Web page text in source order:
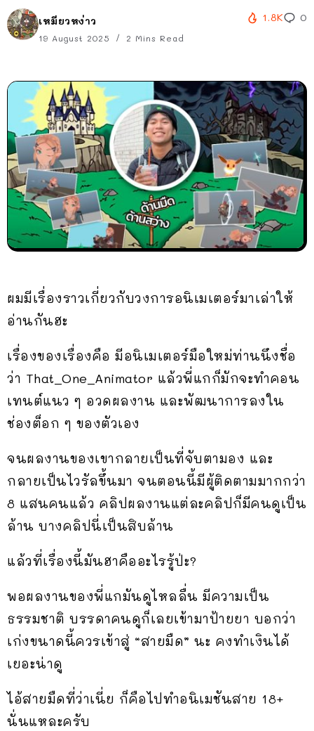
เหมียวหง่าว
19 August 2025 2 Mins Read
1.8K 0
ผมมีเรื่องราวเกี่ยวกับวงการอนิเมเตอร์มาเล่าให้
อ่านกันฮะ
เรื่องของเรื่องคือ มีอนิเมเตอร์มือใหม่ท่านนึงชื่อ
ว่า That_One_Animator แล้วพี่แกก็มักจะทำคอน
เทนต์แนว ๆ อวดผลงาน และพัฒนาการลงใน
ช่องต็อก ๆ ของตัวเอง
จนผลงานของเขากลายเป็นที่จับตามอง และ
กลายเป็นไวรัลขึ้นมา จนตอนนี้มีผู้ติดตามมากกว่า
8 แสนคนแล้ว คลิปผลงานแต่ละคลิปก็มีคนดูเป็น
ล้าน บางคลิปนี่เป็นสิบล้าน
แล้วที่เรื่องนี้มันฮาคืออะไรรู้ป่ะ?
พอผลงานของพี่แกมันดูไหลลื่น มีความเป็น
ธรรมชาติ บรรดาคนดูก็เลยเข้ามาป้ายยา บอกว่า
เก่งขนาดนี้ควรเข้าสู่ “สายมืด” นะ คงทำเงินได้
เยอะน่าดู
ไอ้สายมืดที่ว่าเนี่ย ก็คือไปทำอนิเมชันสาย 18+
นั่นแหละครับ